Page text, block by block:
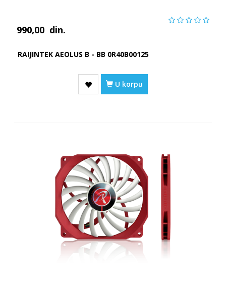
990,00 din.
RAIJINTEK AEOLUS B - BB 0R40B00125
U korpu